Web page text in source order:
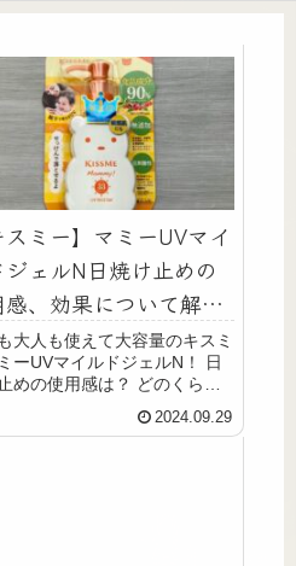
スミー】マミーUVマイ
ジェルN日焼け止めの
、効果について解説
す！
大人も使えて大容量のキスミ
ーUVマイルドジェルN！ 日
めの使用感は？ どのくらい
ない？ 実際に使用して解説し
！ 商品の特徴 食品成分※にこ
2024.09.29